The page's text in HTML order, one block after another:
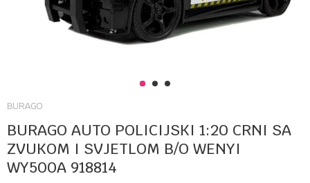
1 2 3
BURAGO
BURAGO AUTO POLICIJSKI 1:20 CRNI SA
ZVUKOM I SVJETLOM B/O WENYI
WY500A 918814